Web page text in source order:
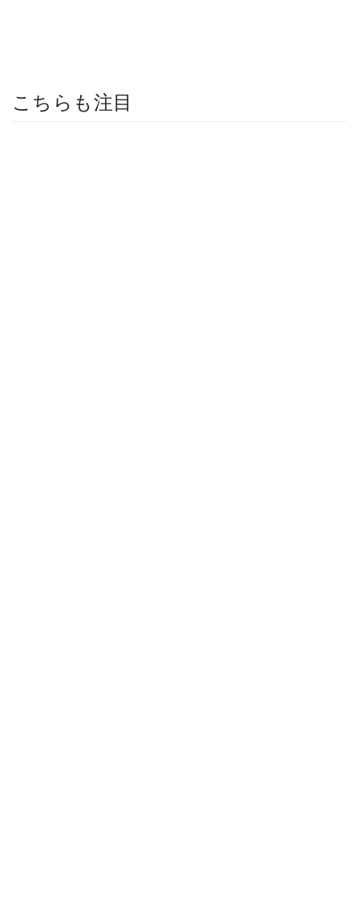
こちらも注目